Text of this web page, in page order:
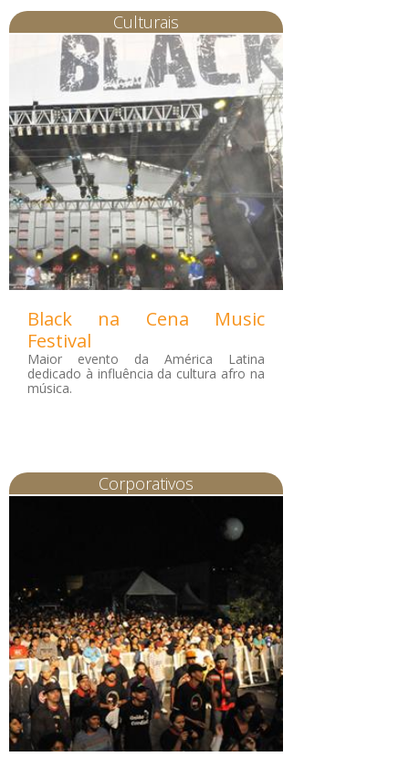
Culturais
Black na Cena Music
Festival
Maior evento da América Latina
dedicado à influência da cultura afro na
música.
Corporativos